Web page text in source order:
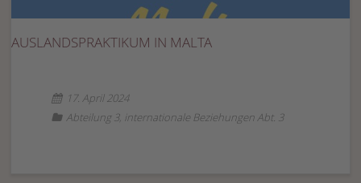
AUSLANDSPRAKTIKUM IN MALTA
17. April 2024
Abteilung 3, internationale Beziehungen Abt. 3